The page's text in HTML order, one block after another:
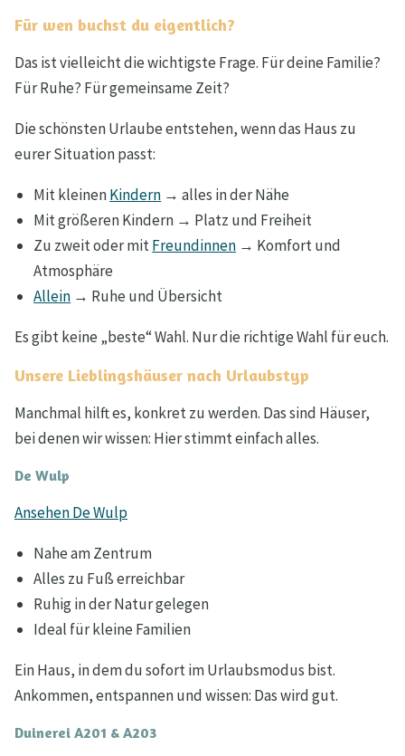
Für wen buchst du eigentlich?
Das ist vielleicht die wichtigste Frage. Für deine Familie?
Für Ruhe? Für gemeinsame Zeit?
Die schönsten Urlaube entstehen, wenn das Haus zu
eurer Situation passt:
Mit kleinenKindern → alles in der Nähe
Mit größeren Kindern → Platz und Freiheit
Zu zweit oder mitFreundinnen → Komfort und
Atmosphäre
Allein → Ruhe und Übersicht
Es gibt keine „beste“ Wahl. Nur die richtige Wahl für euch.
Unsere Lieblingshäuser nach Urlaubstyp
Manchmal hilft es, konkret zu werden. Das sind Häuser,
bei denen wir wissen: Hier stimmt einfach alles.
De Wulp
Ansehen De Wulp
Nahe am Zentrum
Alles zu Fuß erreichbar
Ruhig in der Natur gelegen
Ideal für kleine Familien
Ein Haus, in dem du sofort im Urlaubsmodus bist.
Ankommen, entspannen und wissen: Das wird gut.
Duinerei A201 & A203